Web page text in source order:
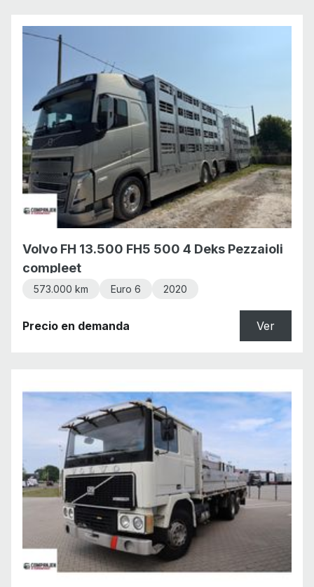
Volvo FH 13.500 FH5 500 4 Deks Pezzaioli
compleet
573.000 km Euro 6 2020
Precio en demanda Ver